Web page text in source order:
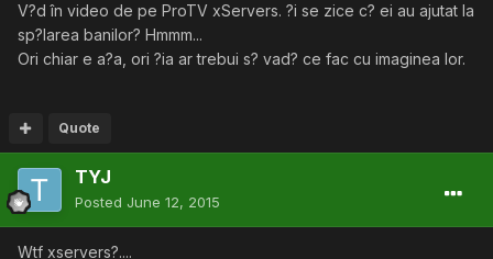
V?d în video de pe ProTV xServers. ?i se zice c? ei au ajutat la
sp?larea banilor? Hmmm...
Ori chiar e a?a, ori ?ia ar trebui s? vad? ce fac cu imaginea lor.
Quote
TYJ
Posted June 12, 2015
Wtf xservers?....